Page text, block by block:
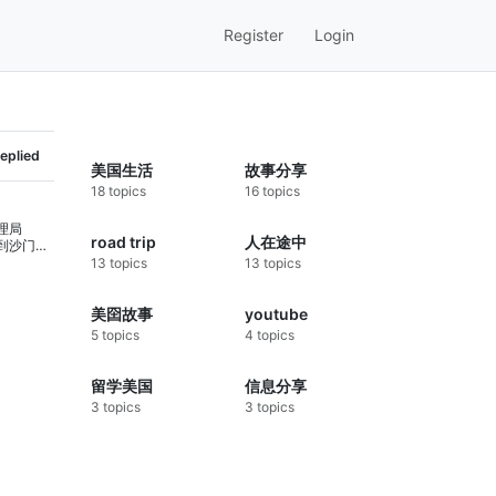
Register Login
局
沙门氏
蛋涨
府废
染的
美囶
没完。
美国生活
18 topics
故事分享
16 topics
road trip
13 topics
人在途中
13 topics
美囶故事
5 topics
youtube
4 topics
留学美国
3 topics
信息分享
3 topics